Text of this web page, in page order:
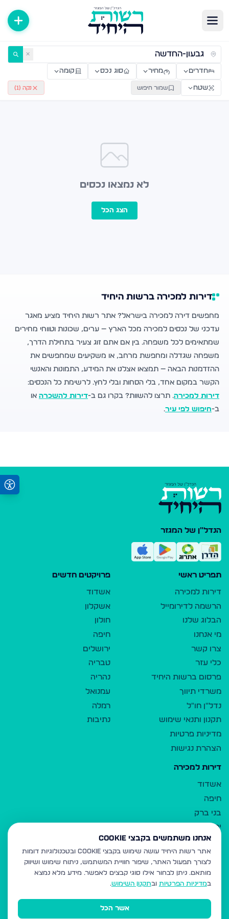
דירות למכירה ולהשכרה — רשות היחיד ✕
חדרים מחיר סוג נכס קומה
שטח שמור חיפוש נקה ( 1
)
לא נמצאו נכסים
הצג הכל
דירות למכירה ברשות היחיד
מחפשים דירה למכירה בישראל? אתר רשות היחיד מציע מאגר
עדכני של נכסים למכירה מכל הארץ — ערים, שכונות וטווחי מחירים
שמתאימים לכל משפחה. בין אם אתם זוג צעיר בתחילת הדרך,
משפחה שגדלה ומחפשת מרחב, או משקיעים שמחפשים את
ההזדמנות הבאה — תמצאו אצלנו את המידע, התמונות והאנשי
הקשר במקום אחד, בלי הסחות ובלי לחץ. לרשימת כל הנכסים:
דירות למכירה. תרצו להשוות? בקרו גם ב-דירות להשכרה או
ב-חיפוש לפי עיר.
הנדל"ן של המגזר
תפריט ראשי
דירות למכירה
הרשמה לדירומייל
הבלוג שלנו
מי אנחנו
צרו קשר
כלי עזר
פרסום ברשות היחיד
משרדי תיווך
נדל"ן חו"ל
תקנון ותנאי שימוש
מדיניות פרטיות
הצהרת נגישות
פרויקטים חדשים
אשדוד
אשקלון
חולון
חיפה
ירושלים
טבריה
נהריה
עמנואל
רמלה
נתיבות
דירות למכירה
אשדוד
חיפה
בני ברק
ירושלים
אלעד
גבעת זאב
בית שמש
רכסים
מודיעין עילית
אנחנו משתמשים בקבצי Cookie
אתר רשות היחיד עושה שימוש בקבצי Cookie ובטכנולוגיות דומות
לצורך תפעול האתר, שיפור חוויית המשתמש, ניתוח שימוש ושיווק
מותאם. ניתן לבחור אילו סוגי קבצים לאפשר. מידע מלא נמצא
במדיניות הפרטיות ובתקנון השימוש.
אשר הכל